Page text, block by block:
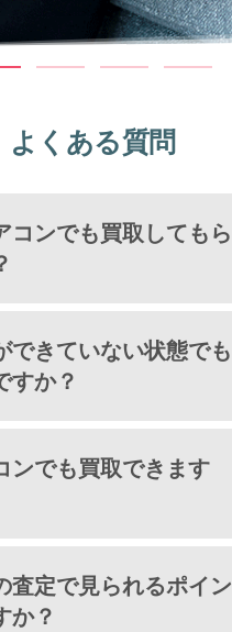
よくある質問
コンでも買取してもら
できていない状態でも
すか？
ンでも買取できます
査定で見られるポイン
か？